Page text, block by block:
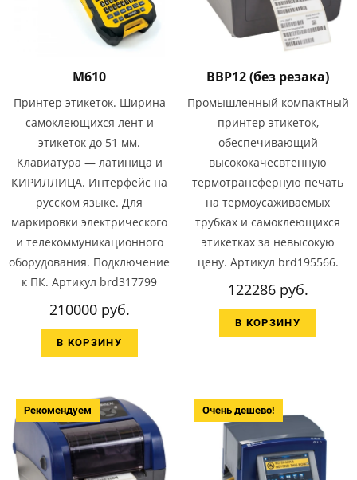
M610
Принтер этикеток. Ширина
самоклеющихся лент и
этикеток до 51 мм.
Клавиатура — латиница и
КИРИЛЛИЦА. Интерфейс на
русском языке. Для
маркировки электрического
и телекоммуникационного
оборудования. Подключение
к ПК. Артикул brd317799
210000 руб.
В КОРЗИНУ
BBP12 (без резака)
Промышленный компактный
принтер этикеток,
обеспечивающий
высококачесвтенную
термотрансферную печать
на термоусаживаемых
трубках и самоклеющихся
этикетках за невысокую
цену. Артикул brd195566.
122286 руб.
В КОРЗИНУ
Рекомендуем Очень дешево!